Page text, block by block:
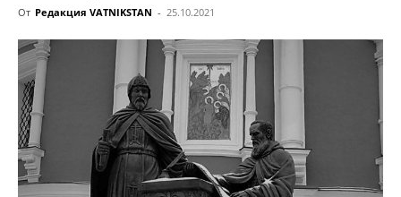
От Редакция VATNIKSTAN - 25.10.2021